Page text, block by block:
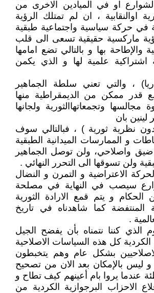
او في الميادين الاخرى من
اوالنقابية ، ان لم تمتلك الرؤية
في حركة سياسية واجتماعية طبقية
ماركسية حقيقية تسعى الى قلب
والإطاحة بها و بالتالي تضع امامها
علمية لها و الذي يكمن
، والتي تعني سلطة الجماهير
قدر ممكن من الديمقراطية منها
وتجمعاتهاالثورية ولجانها
لينين بان
نظرية ثورية ) ، فبالتالي سوف
و الممارسات الميدانية الطبقية
واصلاحي، ولن توصل الجماهير
ولن تسوقها الى التحرر النهائي .
الاعتراضية و التمرن و النضال
سيصب في النهاية في مصلحة
الحكام و يتم قمع الارادة الثورية
المنتفضة كما شاهدناه في تاريخ
.
الذي كننا نتمناه بأن يفضح الجيل
الكردية كل هذه السياسات الاصلاحية
بشكل عام وهم يتخبطون
ليس بالإمكان بعد الان من تصحيح
عندما يروا بام أعينهم كيف تطاح و
الاحزاب البرجوازية الكردية من